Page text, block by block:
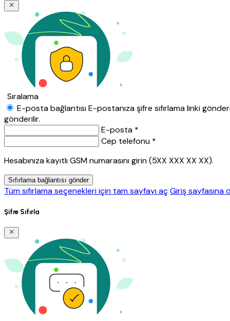
E-posta bağlantısıE-postanıza şifre sıfırlama linki
gönderilir.
E-posta *
Cep telefonu *
Hesabınıza kayıtlı GSM numarasını girin (5XX XXX XX XX).
Sıfırlama bağlantısı gönder
Tüm sıfırlama seçenekleri için tam sayfayı açGiriş sayfasına
Şifre Sıfırla
Sıralama